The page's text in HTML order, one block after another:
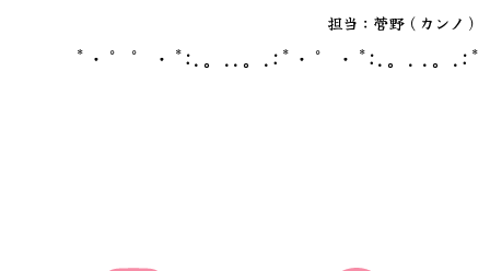
担当：菅野（カンノ）
*・゜゜・*:.。..。.:*・゜・*:.。. .。.:*